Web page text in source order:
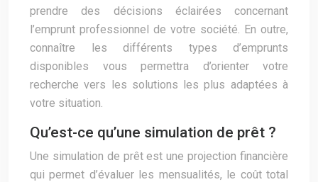
prendre des décisions éclairées concernant
l’emprunt professionnel de votre société. En outre,
connaître les différents types d’emprunts
disponibles vous permettra d’orienter votre
recherche vers les solutions les plus adaptées à
votre situation.
Qu’est-ce qu’une simulation de prêt ?
Une simulation de prêt est une projection financière
qui permet d’évaluer les mensualités, le coût total